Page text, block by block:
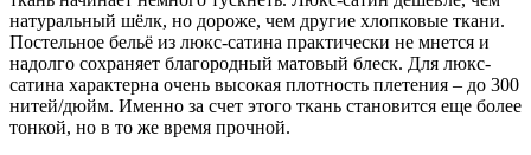
натуральный шёлк, но дороже, чем другие хлопковые ткани.
Постельное бельё из люкс-сатина практически не мнется и
надолго сохраняет благородный матовый блеск. Для люкс-
сатина характерна очень высокая плотность плетения – до 300
нитей/дюйм. Именно за счет этого ткань становится еще более
тонкой, но в то же время прочной.